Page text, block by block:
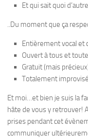
Et qui sait quoi
..Du moment que ça
Entièrement vocal et
Ouvert à tous et
Gratuit (mais
Totalement
Et moi…et bien je suis la
hâte de vous y retrouver!
prises pendant cet
communiquer